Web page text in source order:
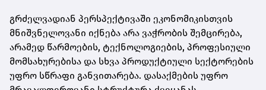
გრძელვადიან პერსპექტივაში ეკონომიკისთვის
მნიშვნელოვანი იქნება არა ვაჭრობის შემცირება,
არამედ წარმოების, ტექნოლოგიების, პროფესიული
მომსახურებისა და სხვა პროდუქტიული სექტორების
უფრო სწრაფი განვითარება. დასაქმების უფრო